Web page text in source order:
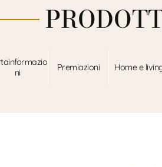
ni
Premiazioni Home e